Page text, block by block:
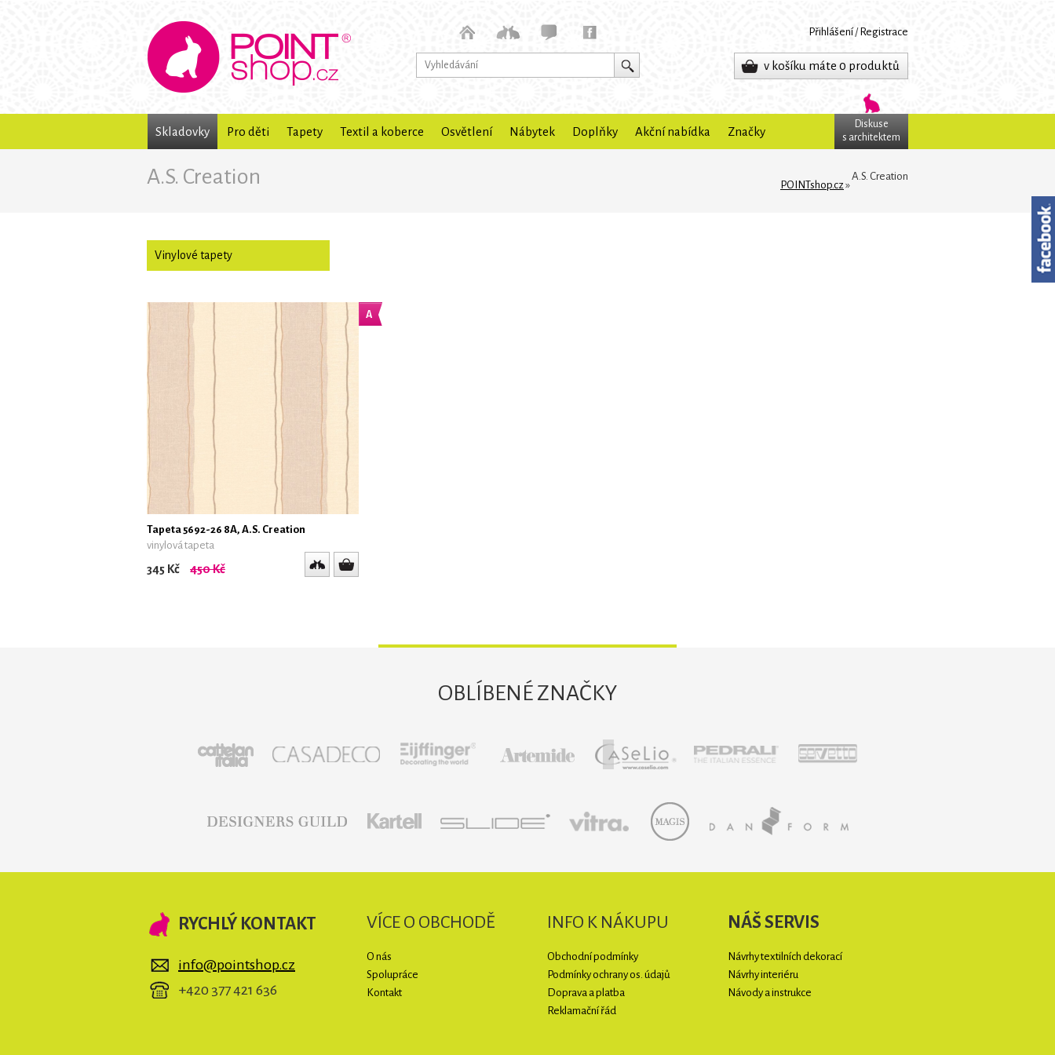
Přihlášení/ Registrace
v košíku máte 0 produktů
Skladovky Pro děti Tapety Textil a koberce Osvětlení Nábytek Doplňky Akční nabídka Značky
Diskuse
s architektem
A.S. Creation POINTshop.cz »
A.S. Creation
Vinylové tapety
Tapeta 5692-26 8A, A.S. Creation
vinylová tapeta
345 Kč 450 Kč
Akční
OBLÍBENÉ ZNAČKY
RYCHLÝ KONTAKT
info@pointshop.cz
+420 377 421 636
VÍCE O OBCHODĚ
O nás
Spolupráce
Kontakt
INFO K NÁKUPU
Obchodní podmínky
Podmínky ochrany os. údajů
Doprava a platba
Reklamační řád
NÁŠ SERVIS
Návrhy textilních dekorací
Návrhy interiéru
Návody a instrukce